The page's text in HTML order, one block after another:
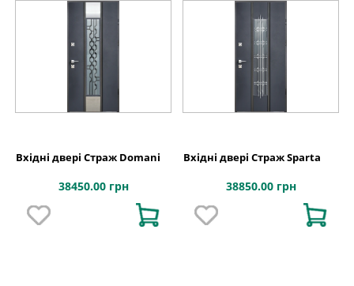
Вхідні двері Страж Domani
38450.00 грн
Вхідні двері Страж Sparta
38850.00 грн